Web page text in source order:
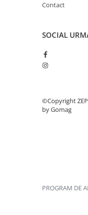
Contact
SOCIAL
©Copyright
by Gomag
PROGRAM DE